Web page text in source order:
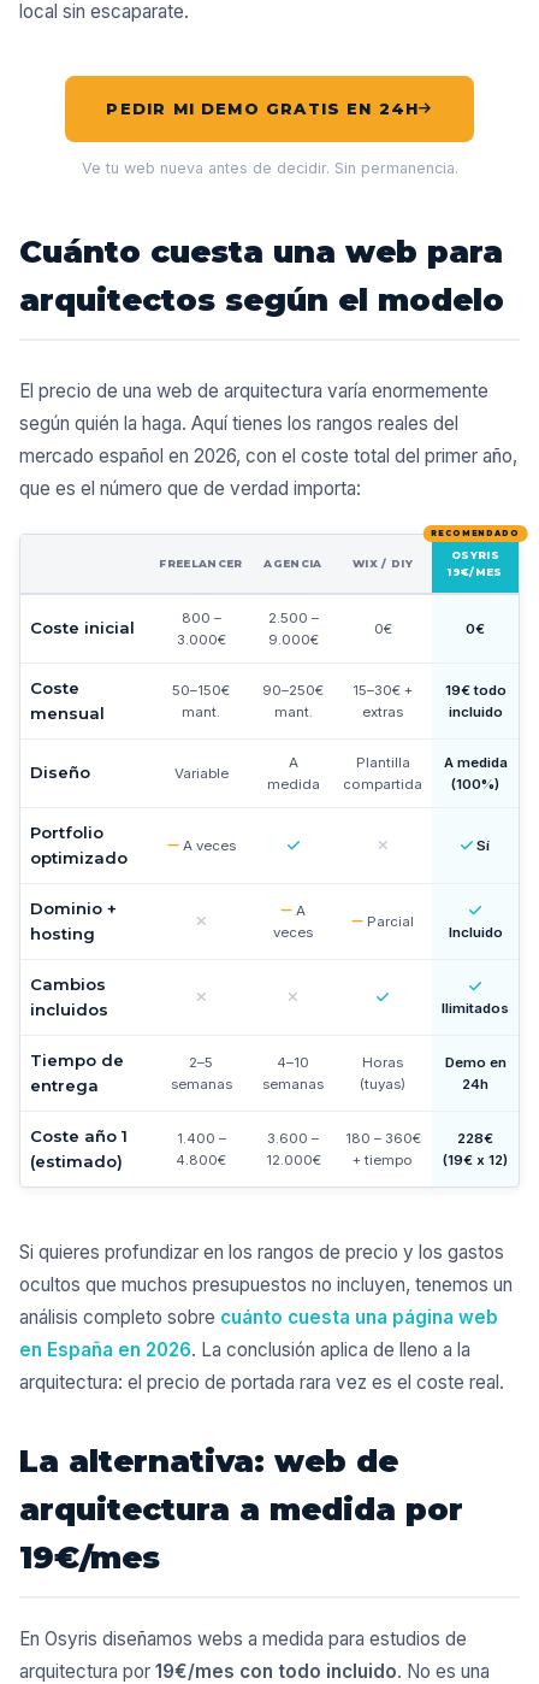
local sin escaparate.
PEDIR MI DEMO GRATIS EN 24H
Ve tu web nueva antes de decidir. Sin permanencia.
Cuánto cuesta una web para
arquitectos según el modelo
El precio de una web de arquitectura varía enormemente
según quién la haga. Aquí tienes los rangos reales del
mercado español en 2026, con el coste total del primer año,
que es el número que de verdad importa:
FREELANCER AGENCIA WIX / DIY
OSYRIS
19€/MES
Coste inicial
800 –
3.000€
2.500 –
9.000€
0€ 0€
Coste
mensual
50–150€
mant.
90–250€
mant.
15–30€ +
extras
19€ todo
incluido
Diseño Variable
A
medida
Plantilla
compartida
A medida
(100%)
Portfolio
optimizado
A veces Sí
Dominio +
hosting
A
veces
Parcial
Incluido
Cambios
incluidos
Ilimitados
Tiempo de
entrega
2–5
semanas
4–10
semanas
Horas
(tuyas)
Demo en
24h
Coste año 1
(estimado)
1.400 –
4.800€
3.600 –
12.000€
180 – 360€
+ tiempo
228€
(19€ x 12)
Si quieres profundizar en los rangos de precio y los gastos
ocultos que muchos presupuestos no incluyen, tenemos un
análisis completo sobre cuánto cuesta una página web
en España en 2026. La conclusión aplica de lleno a la
arquitectura: el precio de portada rara vez es el coste real.
La alternativa: web de
arquitectura a medida por
19€/mes
En Osyris diseñamos webs a medida para estudios de
arquitectura por 19€/mes con todo incluido. No es una